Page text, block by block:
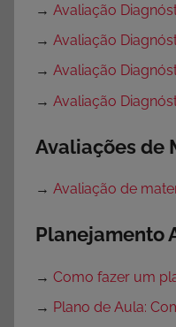
→ Avaliação
→ Avaliação
→ Avaliação
→ Avaliação
Avaliações de
→ Avaliação de
Planejamento
→ Como fazer um
→ Plano de Aula: